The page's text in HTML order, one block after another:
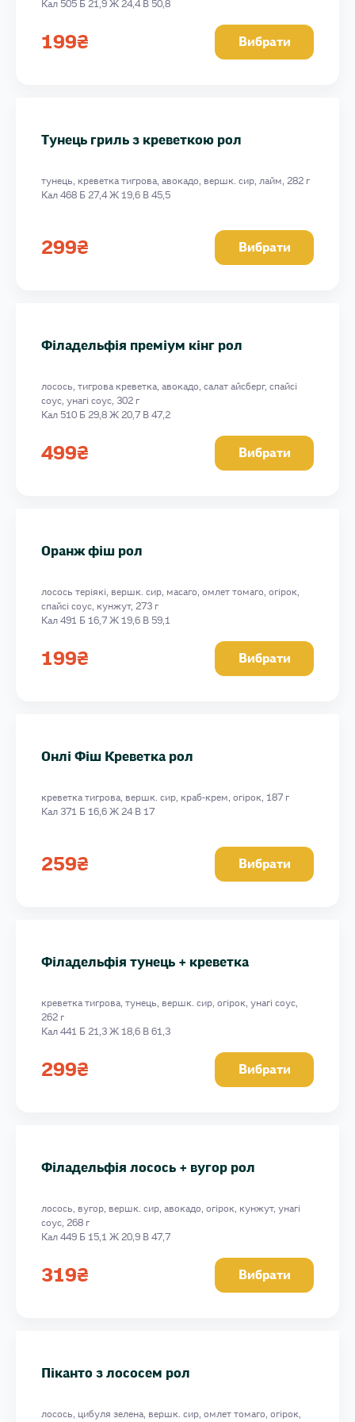
Філадельфія класік рол
Філадельфія в масаго з лососем теріякі рол
Філадельфія лосось + вугор рол
Кал 505 Б 21,9 Ж 24,4 В 50,8
199₴ Вибрати
Тунець гриль з креветкою рол
тунець, креветка тигрова, авокадо, вершк. сир, лайм, 282 г
Кал 468 Б 27,4 Ж 19,6 В 45,5
299₴ Вибрати
Філадельфія преміум кінг рол
лосось, тигрова креветка, авокадо, салат айсберг, спайсі
соус, унагі соус, 302 г
Кал 510 Б 29,8 Ж 20,7 В 47,2
499₴ Вибрати
Оранж фіш рол
лосось теріякі, вершк. сир, масаго, омлет томаго, огірок,
спайсі соус, кунжут, 273 г
Кал 491 Б 16,7 Ж 19,6 В 59,1
199₴ Вибрати
Онлі Фіш Креветка рол
креветка тигрова, вершк. сир, краб-крем, огірок, 187 г
Кал 371 Б 16,6 Ж 24 В 17
259₴ Вибрати
Філадельфія тунець + креветка
креветка тигрова, тунець, вершк. сир, огірок, унагі соус,
262 г
Кал 441 Б 21,3 Ж 18,6 В 61,3
299₴ Вибрати
Філадельфія лосось + вугор рол
лосось, вугор, вершк. сир, авокадо, огірок, кунжут, унагі
соус, 268 г
Кал 449 Б 15,1 Ж 20,9 В 47,7
319₴ Вибрати
Піканто з лососем рол
лосось, цибуля зелена, вершк. сир, омлет томаго, огірок,